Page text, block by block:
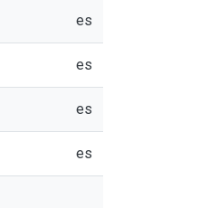
es
es
es
es